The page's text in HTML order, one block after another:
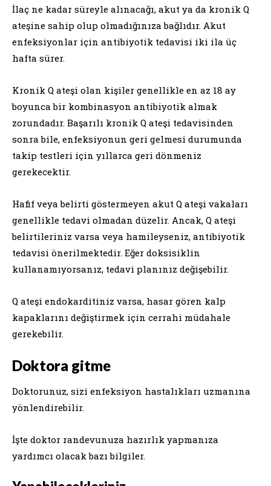
İlaç ne kadar süreyle alınacağı, akut ya da kronik Q
ateşine sahip olup olmadığınıza bağlıdır. Akut
enfeksiyonlar için antibiyotik tedavisi iki ila üç
hafta sürer.
Kronik Q ateşi olan kişiler genellikle en az 18 ay
boyunca bir kombinasyon antibiyotik almak
zorundadır. Başarılı kronik Q ateşi tedavisinden
sonra bile, enfeksiyonun geri gelmesi durumunda
takip testleri için yıllarca geri dönmeniz
gerekecektir.
Hafif veya belirti göstermeyen akut Q ateşi vakaları
genellikle tedavi olmadan düzelir. Ancak, Q ateşi
belirtileriniz varsa veya hamileyseniz, antibiyotik
tedavisi önerilmektedir. Eğer doksisiklin
kullanamıyorsanız, tedavi planınız değişebilir.
Q ateşi endokarditiniz varsa, hasar gören kalp
kapaklarını değiştirmek için cerrahi müdahale
gerekebilir.
Doktora gitme
Doktorunuz, sizi enfeksiyon hastalıkları uzmanına
yönlendirebilir.
İşte doktor randevunuza hazırlık yapmanıza
yardımcı olacak bazı bilgiler.